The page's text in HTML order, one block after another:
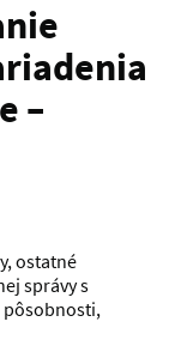
–
ostatné
správy s
pôsobnosti,